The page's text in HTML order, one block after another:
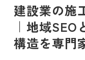
建設業の施
｜地域
構造を専門